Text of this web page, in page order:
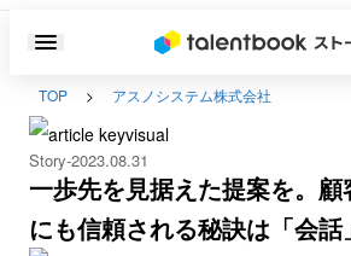
TOP アスノシステム株式会社
Story 2023.08.31
一歩先を見据えた提案を。
にも信頼される秘訣は「会話